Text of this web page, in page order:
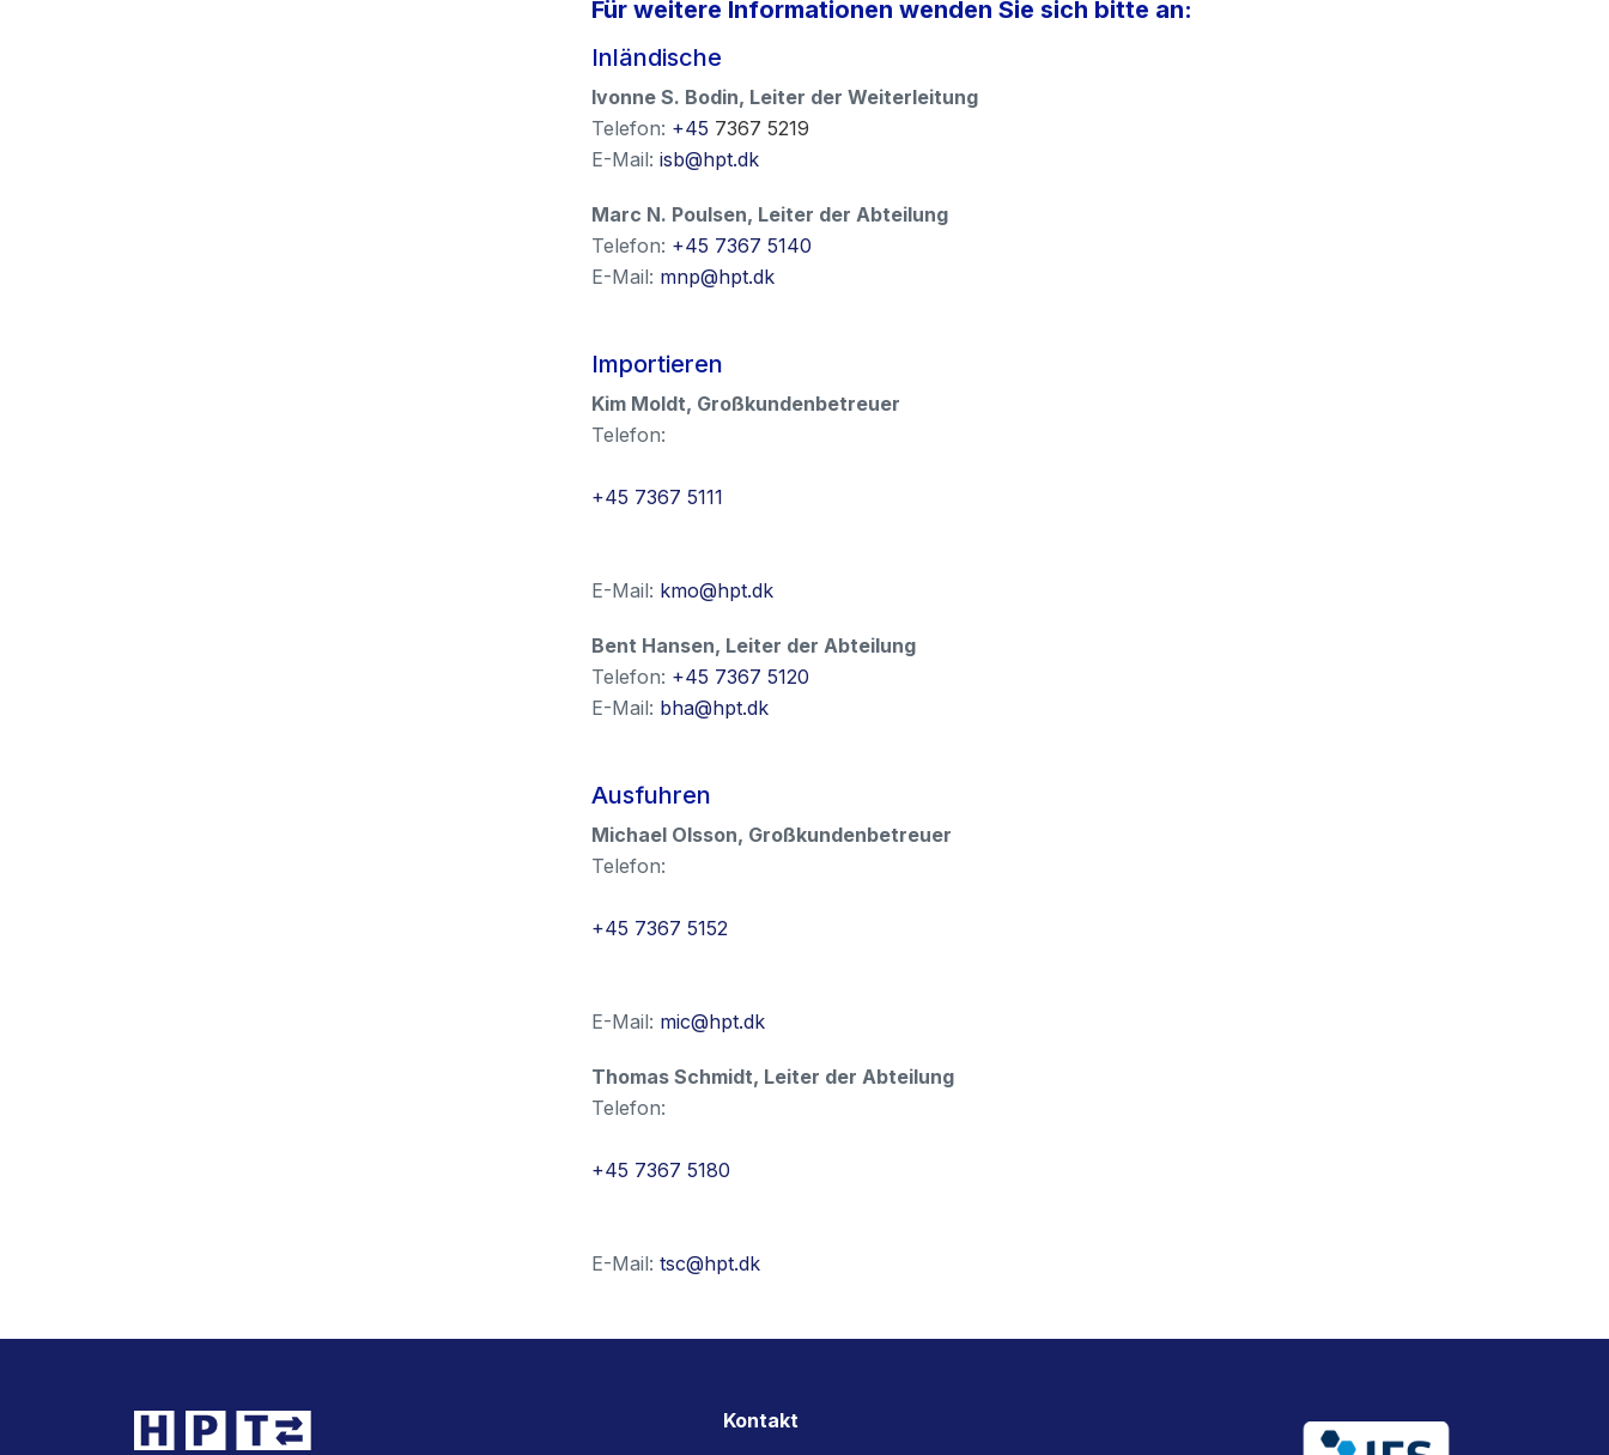
Für weitere Informationen wenden Sie sich bitte an:
Inländische
Ivonne S. Bodin, Leiter der Weiterleitung
Telefon: +45 7367 5219
E-Mail: isb@hpt.dk
Marc N. Poulsen, Leiter der Abteilung
Telefon: +45 7367 5140
E-Mail: mnp@hpt.dk
Importieren
Kim Moldt, Großkundenbetreuer
Telefon:
+45 7367 5111
E-Mail: kmo@hpt.dk
Bent Hansen, Leiter der Abteilung
Telefon: +45 7367 5120
E-Mail: bha@hpt.dk
Ausfuhren
Michael Olsson, Großkundenbetreuer
Telefon:
+45 7367 5152
E-Mail: mic@hpt.dk
Thomas Schmidt, Leiter der Abteilung
Telefon:
+45 7367 5180
E-Mail: tsc@hpt.dk
Kontakt